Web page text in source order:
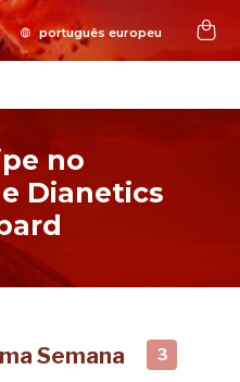
no
Dianetics
Semana 3